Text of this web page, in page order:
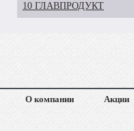
10 ГЛАВПРОДУКТ
О компании Акции